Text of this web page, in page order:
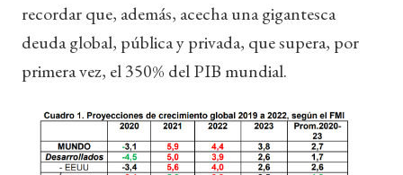
recordar que, además, acecha una gigantesca
deuda global, pública y privada, que supera, por
primera vez, el 350% del PIB mundial.